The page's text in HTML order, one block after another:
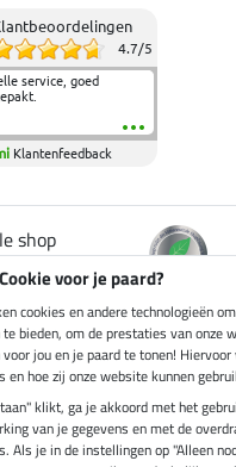
4.7/5
service, goed
Klantenfeedback
shop
voor je paard?
cookies en andere technologieën
bieden, om de prestaties van onze
jou en je paard te tonen!
en hoe zij onze website kunnen
klikt, ga je akkoord met het
van je gegevens en met de
Als je in de instellingen op "Alleen